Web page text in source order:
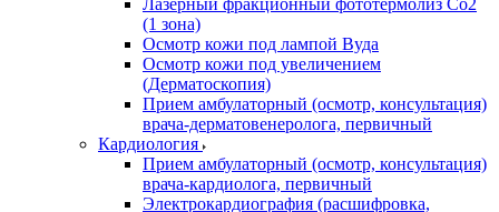
Лазерный фракционный фототермолиз Со2
(1 зона)
Осмотр кожи под лампой Вуда
Осмотр кожи под увеличением
(Дерматоскопия)
Прием амбулаторный (осмотр, консультация)
врача-дерматовенеролога, первичный
Кардиология
Прием амбулаторный (осмотр, консультация)
врача-кардиолога, первичный
Электрокардиография (расшифровка,